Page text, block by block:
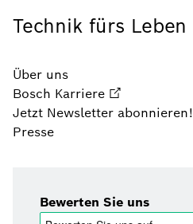
Technik fürs Leben
Über uns
Bosch Karriere
Jetzt Newsletter abonnieren!
Presse
Bewerten Sie uns